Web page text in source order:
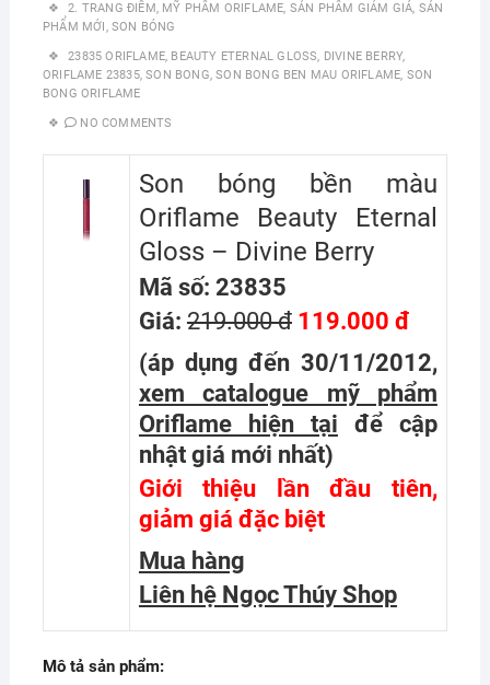
2. TRANG ĐIỂM, MỸ PHẨM ORIFLAME, SẢN PHẨM GIẢM GIÁ, SẢN
PHẨM MỚI, SON BÓNG
23835 ORIFLAME, BEAUTY ETERNAL GLOSS, DIVINE BERRY,
ORIFLAME 23835,SON BONG,SON BONG BEN MAU ORIFLAME, SON
BONG ORIFLAME
NO COMMENTS
Son bóng bền màu
Oriflame Beauty Eternal
Gloss – Divine Berry
Mã số: 23835
Giá: 219.000 đ119.000 đ
(áp dụng đến 30/11/2012,
xem catalogue mỹ phẩm
Oriflame hiện tại
để cập
nhật giá mới nhất)
Giới thiệu lần đầu tiên,
giảm giá đặc biệt
Mua hàng
Liên hệ Ngọc Thúy Shop
Mô tả sản phẩm: